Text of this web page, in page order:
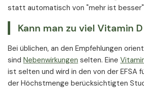
statt automatisch von "mehr ist besser"
Kann man zu viel Vitamin
Bei üblichen, an den Empfehlungen
sind Nebenwirkungen selten. Eine
ist selten und wird in den von der EFSA
der Höchstmenge berücksichtigten